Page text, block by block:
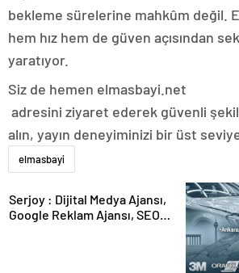
bekleme sürelerine mahkûm değil.
hem hız hem de güven açısından
yaratıyor.
Siz de hemen elmasbayi.net
adresini ziyaret ederek güvenli
alın, yayın deneyiminizi bir üst
elmasbayi
Serjoy : Dijital Medya Ajansı,
Google Reklam Ajansı, SEO